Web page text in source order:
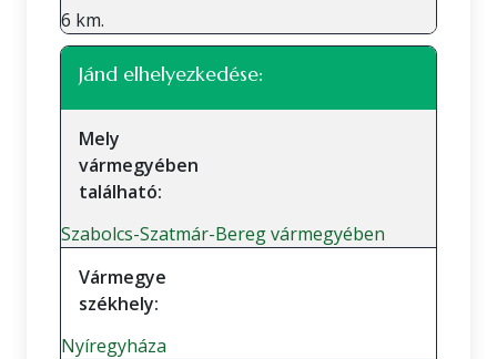
6 km.
Jánd elhelyezkedése:
Mely
vármegyében
található:
Szabolcs-Szatmár-Bereg vármegyében
Vármegye
székhely:
Nyíregyháza